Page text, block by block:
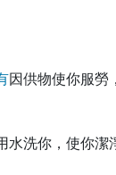
因供物使你服勞，
水洗你，使你潔